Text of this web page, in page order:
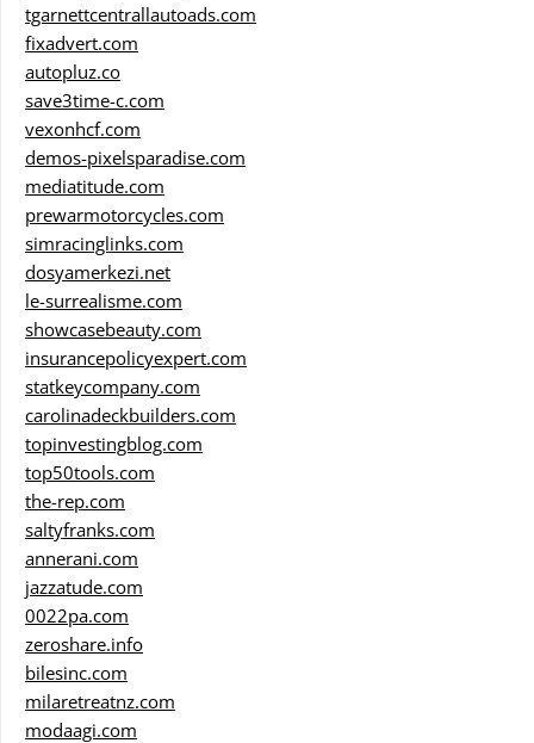
tgarnettcentrallautoads.com
fixadvert.com
autopluz.co
save3time-c.com
vexonhcf.com
demos-pixelsparadise.com
mediatitude.com
prewarmotorcycles.com
simracinglinks.com
dosyamerkezi.net
le-surrealisme.com
showcasebeauty.com
insurancepolicyexpert.com
statkeycompany.com
carolinadeckbuilders.com
topinvestingblog.com
top50tools.com
the-rep.com
saltyfranks.com
annerani.com
jazzatude.com
0022pa.com
zeroshare.info
bilesinc.com
milaretreatnz.com
modaagi.com